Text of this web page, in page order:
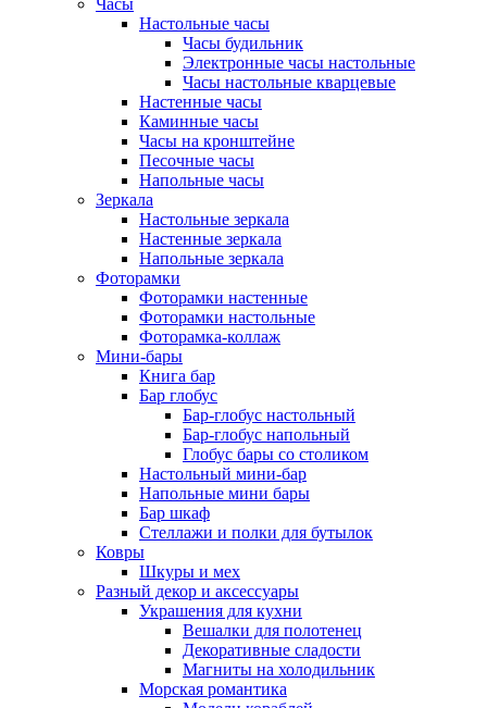
Часы
Настольные часы
Часы будильник
Электронные часы настольные
Часы настольные кварцевые
Настенные часы
Каминные часы
Часы на кронштейне
Песочные часы
Напольные часы
Зеркала
Настольные зеркала
Настенные зеркала
Напольные зеркала
Фоторамки
Фоторамки настенные
Фоторамки настольные
Фоторамка-коллаж
Мини-бары
Книга бар
Бар глобус
Бар-глобус настольный
Бар-глобус напольный
Глобус бары со столиком
Настольный мини-бар
Напольные мини бары
Бар шкаф
Стеллажи и полки для бутылок
Ковры
Шкуры и мех
Разный декор и аксессуары
Украшения для кухни
Вешалки для полотенец
Декоративные сладости
Магниты на холодильник
Морская романтика